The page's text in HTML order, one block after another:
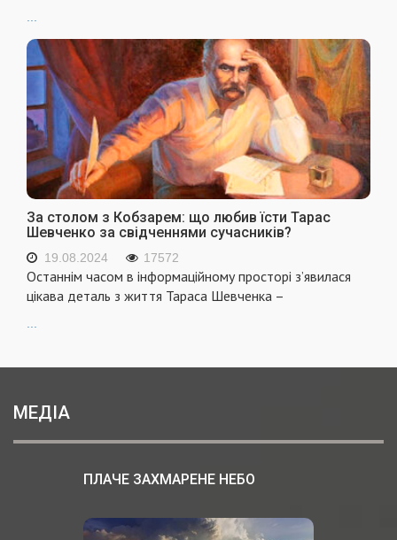
...
За столом з Кобзарем: що любив їсти Тарас
Шевченко за свідченнями сучасників?
19.08.2024 17572
Останнім часом в інформаційному просторі з’явилася
цікава деталь з життя Тараса Шевченка –
МЕДІА
ПЛАЧЕ ЗАХМАРЕНЕ НЕБО